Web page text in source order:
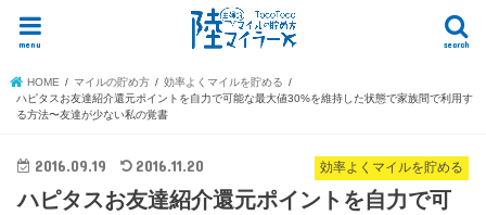
search
menu
HOME マイルの貯め方
効率よくマイルを貯める
ハピタスお友達紹介還元ポイントを自力で可能な最大値30%を維持した状態で家族間で利用す
る方法〜友達が少ない私の覚書
効率よくマイルを貯める
2016.09.19 2016.11.20
ハピタスお友達紹介還元ポイントを自力で可